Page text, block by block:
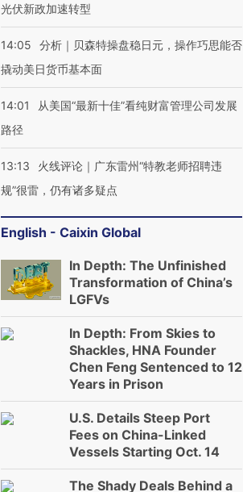
光伏新政加速转型
14:05
分析｜贝森特操盘稳日元，操作巧思能否
撬动美日货币基本面
14:01
从美国“最新十佳”看纯财富管理公司发展
路径
13:13
火线评论｜广东雷州“特教老师招聘违
规”很雷，仍有诸多疑点
English - Caixin Global
In Depth: The Unfinished
Transformation of China’s
LGFVs
In Depth: From Skies to
Shackles, HNA Founder
Chen Feng Sentenced to 12
Years in Prison
U.S. Details Steep Port
Fees on China-Linked
Vessels Starting Oct. 14
The Shady Deals Behind a